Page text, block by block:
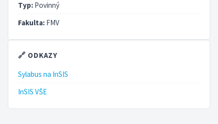
Typ: Povinný
Fakulta: FMV
🔗 ODKAZY
Sylabus na InSIS
InSIS VŠE